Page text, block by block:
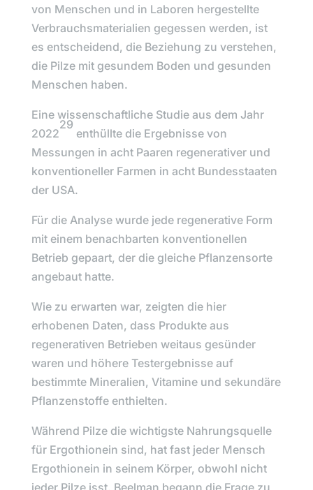
von Menschen und in Laboren hergestellte
Verbrauchsmaterialien gegessen werden, ist
es entscheidend, die Beziehung zu verstehen,
die Pilze mit gesundem Boden und gesunden
Menschen haben.
Eine wissenschaftliche Studie aus dem Jahr
2022
29
enthüllte die Ergebnisse von
Messungen in acht Paaren regenerativer und
konventioneller Farmen in acht Bundesstaaten
der USA.
Für die Analyse wurde jede regenerative Form
mit einem benachbarten konventionellen
Betrieb gepaart, der die gleiche Pflanzensorte
angebaut hatte.
Wie zu erwarten war, zeigten die hier
erhobenen Daten, dass Produkte aus
regenerativen Betrieben weitaus gesünder
waren und höhere Testergebnisse auf
bestimmte Mineralien, Vitamine und sekundäre
Pflanzenstoffe enthielten.
Während Pilze die wichtigste Nahrungsquelle
für Ergothionein sind, hat fast jeder Mensch
Ergothionein in seinem Körper, obwohl nicht